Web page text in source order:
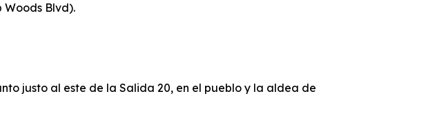
Woods Blvd).
justo al este de la Salida 20, en el pueblo y la aldea de